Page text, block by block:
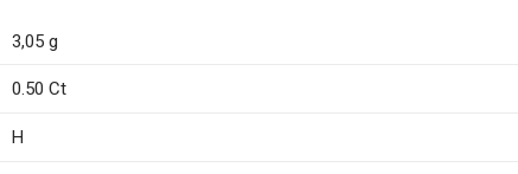
3,05 g
0.50 Ct
H